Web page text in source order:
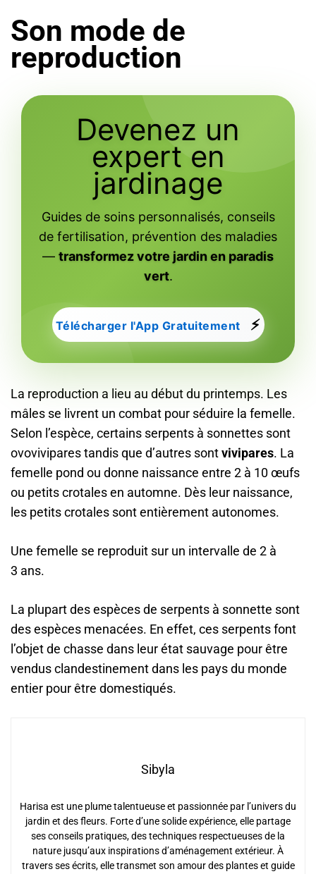
Son mode de
reproduction
Devenez un
expert en
jardinage
Guides de soins personnalisés, conseils
de fertilisation, prévention des maladies
— transformez votre jardin en paradis
vert.
Télécharger l'App Gratuitement ⚡
La reproduction a lieu au début du printemps. Les
mâles se livrent un combat pour séduire la femelle.
Selon l’espèce, certains serpents à sonnettes sont
ovovivipares tandis que d’autres sontvivipares. La
femelle pond ou donne naissance entre 2 à 10 œufs
ou petits crotales en automne. Dès leur naissance,
les petits crotales sont entièrement autonomes.
Une femelle se reproduit sur un intervalle de 2 à
3 ans.
La plupart des espèces de serpents à sonnette sont
des espèces menacées. En effet, ces serpents font
l’objet de chasse dans leur état sauvage pour être
vendus clandestinement dans les pays du monde
entier pour être domestiqués.
Sibyla
Harisa est une plume talentueuse et passionnée par l’univers du
jardin et des fleurs. Forte d’une solide expérience, elle partage
ses conseils pratiques, des techniques respectueuses de la
nature jusqu’aux inspirations d’aménagement extérieur. À
travers ses écrits, elle transmet son amour des plantes et guide